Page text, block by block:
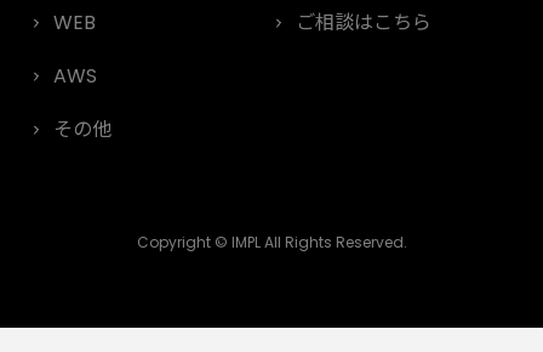
WEB
AWS
その他
ご相談はこちら
Copyright © IMPL All Rights Reserved.